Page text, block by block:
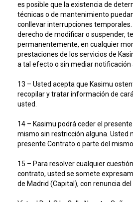
es posible que la existencia de
técnicas o de mantenimiento
conllevar interrupciones temporales.
derecho de modificar o suspender,
permanentemente, en cualquier
prestaciones de los servicios de
a tal efecto o sin mediar notificación
13 – Usted acepta que Kasimu
recopilar y tratar información de
usted.
14 – Kasimu podrá ceder el
mismo sin restricción alguna. Usted
presente Contrato o parte del
15 – Para resolver cualquier
contrato, usted se somete
de Madrid (Capital), con renuncia del